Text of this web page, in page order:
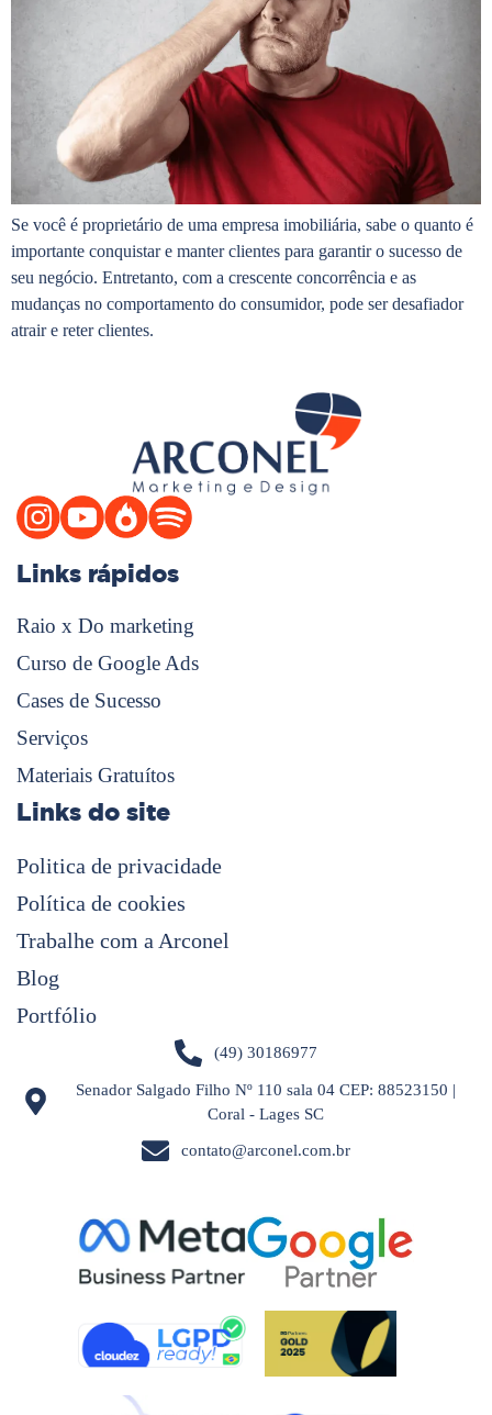
Se você é proprietário de uma empresa imobiliária, sabe o quanto é
importante conquistar e manter clientes para garantir o sucesso de
seu negócio. Entretanto, com a crescente concorrência e as
mudanças no comportamento do consumidor, pode ser desafiador
atrair e reter clientes.
Links rápidos
Raio x Do marketing
Curso de Google Ads
Cases de Sucesso
Serviços
Materiais Gratuítos
Links do site
Politica de privacidade
Política de cookies
Trabalhe com a Arconel
Blog
Portfólio
(49) 30186977
Senador Salgado Filho Nº 110 sala 04 CEP: 88523150 |
Coral - Lages SC
contato@arconel.com.br